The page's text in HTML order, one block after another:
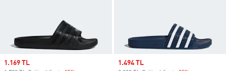
Sale price
1.169 TL Sale price
1.494 TL